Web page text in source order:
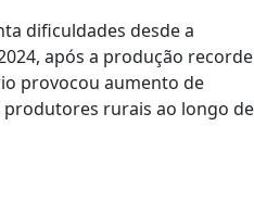
dificuldades desde a
após a produção recorde
provocou aumento de
rurais ao longo de